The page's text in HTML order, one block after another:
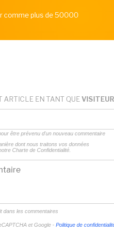
comme plus de 50000
ARTICLE EN TANT QUE VISITEUR
être prévenu d'un nouveau commentaire
dont nous traitons vos données
Charte de Confidentialité.
dans les commentaires
et Google - Politique de